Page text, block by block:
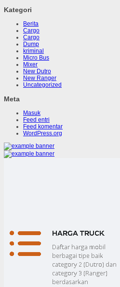
Kategori
Berita
Cargo
Cargo
Dump
kriminal
Micro Bus
Mixer
New Dutro
New Ranger
Uncategorized
Meta
Masuk
Feed entri
Feed komentar
WordPress.org